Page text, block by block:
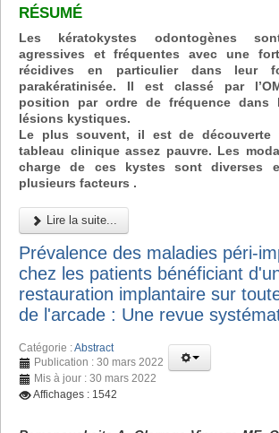
RÉSUMÉ
Les kératokystes odontogènes
agressives et fréquentes avec une
récidives en particulier dans leur
parakératinisée. Il est classé par
position par ordre de fréquence dans
lésions kystiques.
Le plus souvent, il est de découverte
tableau clinique assez pauvre. Les
charge de ces kystes sont diverses
plusieurs facteurs .
Lire la suite...
Prévalence des maladies péri-
chez les patients bénéficiant
restauration implantaire sur
de l'arcade : Une revue
Catégorie :Abstract
Publication : 30 mars 2022
Mis à jour : 30 mars 2022
Affichages : 1542